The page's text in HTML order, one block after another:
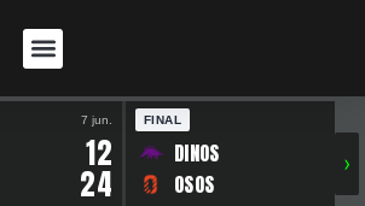
7 jun.
12
24
FINAL
DINOS
OSOS
›